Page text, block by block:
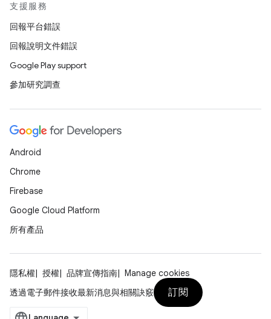
支援服務
回報平台錯誤
回報說明文件錯誤
Google Play support
參加研究調查
Android
Chrome
Firebase
Google Cloud Platform
所有產品
隱私權 授權 品牌宣傳指南
Manage cookies
透過電子郵件接收最新消息與相關訣竅
訂閱